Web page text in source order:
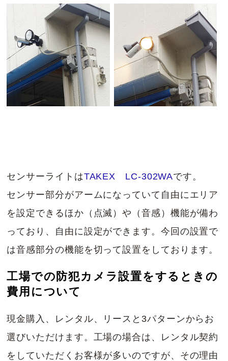
センサーライトはTAKEX LC-302WAです。
センサー部分がアームになっていて自由にエリア
を設定できるほか（点滅）や（音感）機能が備わ
っており、自由に設定ができます。今回の設置で
は音感部分の機能を切って設置をしております。
工場での防犯カメラ設置をするときの
費用について
現金購入、レンタル、リースと3パターンからお
選びいただけます。工場の場合は、レンタル契約
をしていただくお客様が多いのですが、その理由